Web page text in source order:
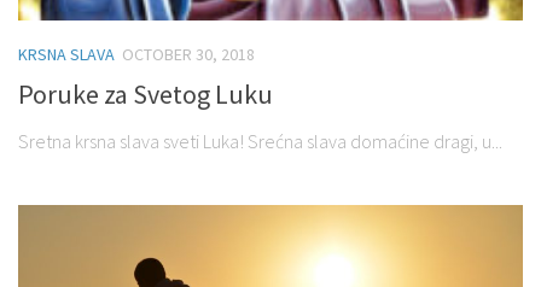
KRSNA SLAVA OCTOBER 30, 2018
Poruke za Svetog Luku
Sretna krsna slava sveti Luka! Srećna slava domaćine dragi, u...